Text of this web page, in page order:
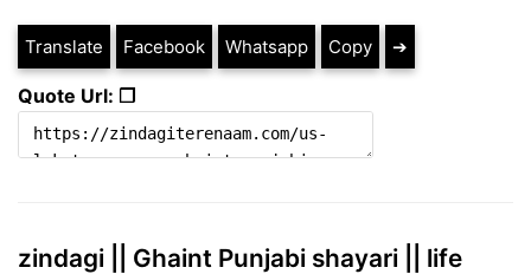
Translate Facebook Whatsapp Copy ➔
Quote Url: ❐
zindagi || Ghaint Punjabi shayari || life